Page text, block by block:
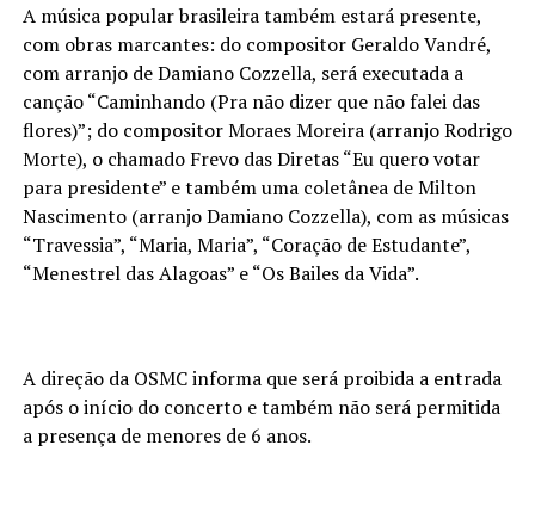
A música popular brasileira também estará presente,
com obras marcantes: do compositor Geraldo Vandré,
com arranjo de Damiano Cozzella, será executada a
canção “Caminhando (Pra não dizer que não falei das
flores)”; do compositor Moraes Moreira (arranjo Rodrigo
Morte), o chamado Frevo das Diretas “Eu quero votar
para presidente” e também uma coletânea de Milton
Nascimento (arranjo Damiano Cozzella), com as músicas
“Travessia”, “Maria, Maria”, “Coração de Estudante”,
“Menestrel das Alagoas” e “Os Bailes da Vida”.
A direção da OSMC informa que será proibida a entrada
após o início do concerto e também não será permitida
a presença de menores de 6 anos.